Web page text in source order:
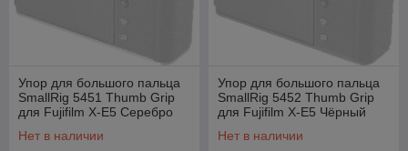
Упор для большого пальца
SmallRig 5451 Thumb Grip
для Fujifilm X-E5 Серебро
Нет в наличии
Упор для большого пальца
SmallRig 5452 Thumb Grip
для Fujifilm X-E5 Чёрный
Нет в наличии